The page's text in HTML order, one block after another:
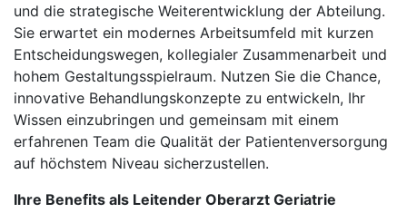
und die strategische Weiterentwicklung der Abteilung.
Sie erwartet ein modernes Arbeitsumfeld mit kurzen
Entscheidungswegen, kollegialer Zusammenarbeit und
hohem Gestaltungsspielraum. Nutzen Sie die Chance,
innovative Behandlungskonzepte zu entwickeln, Ihr
Wissen einzubringen und gemeinsam mit einem
erfahrenen Team die Qualität der Patientenversorgung
auf höchstem Niveau sicherzustellen.
Ihre Benefits als Leitender Oberarzt Geriatrie